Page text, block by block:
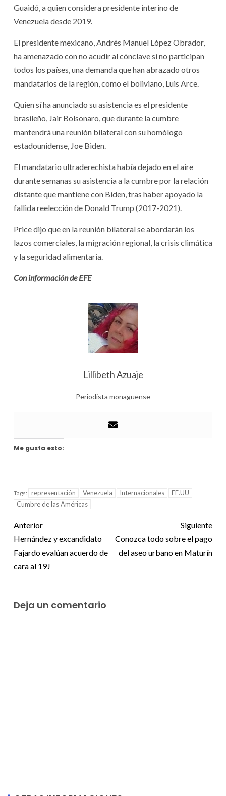
Guaidó, a quien considera presidente interino de
Venezuela desde 2019.
El presidente mexicano, Andrés Manuel López Obrador,
ha amenazado con no acudir al cónclave si no participan
todos los países, una demanda que han abrazado otros
mandatarios de la región, como el boliviano, Luis Arce.
Quien sí ha anunciado su asistencia es el presidente
brasileño, Jair Bolsonaro, que durante la cumbre
mantendrá una reunión bilateral con su homólogo
estadounidense, Joe Biden.
El mandatario ultraderechista había dejado en el aire
durante semanas su asistencia a la cumbre por la relación
distante que mantiene con Biden, tras haber apoyado la
fallida reelección de Donald Trump (2017-2021).
Price dijo que en la reunión bilateral se abordarán los
lazos comerciales, la migración regional, la crisis climática
y la seguridad alimentaria.
Con información de EFE
Lillibeth Azuaje
Periodista monaguense
Me gusta esto:
Tags: representación Venezuela Internacionales
EE.UU
Cumbre de las Américas
Anterior
Hernández y excandidato
Fajardo evalúan acuerdo de
cara al 19J
Siguiente
Conozca todo sobre el pago
del aseo urbano en Maturín
Deja un comentario